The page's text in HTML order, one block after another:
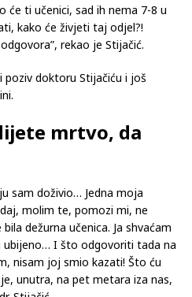
i Ministarstvo zdravlja, i
uradili smo, ali devet ljudi je
direktno, pogoci savršeni,
kako će živjeti taj odjel?!
rekao je Stijačić.
doktoru Stijačiću i još
mrtvo, da
sam doživio… Jedna moja
molim te, pomozi mi, ne
dežurna učenica. Ja shvaćam